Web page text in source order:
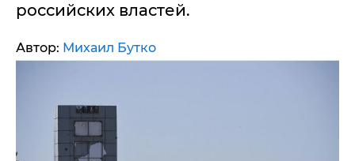
российских властей.
Автор: Михаил Бутко